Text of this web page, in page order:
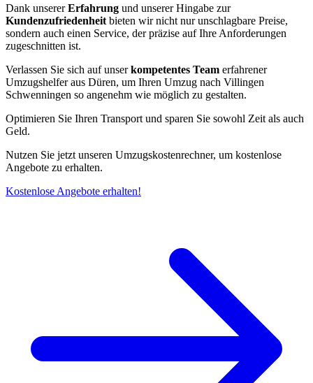
Dank unsererErfahrung und unserer Hingabe zur
Kundenzufriedenheit bieten wir nicht nur unschlagbare Preise,
sondern auch einen Service, der präzise auf Ihre Anforderungen
zugeschnitten ist.
Verlassen Sie sich auf unserkompetentes Team erfahrener
Umzugshelfer aus Düren, um Ihren Umzug nach Villingen
Schwenningen⁠ so angenehm wie möglich zu gestalten.
Optimieren Sie Ihren Transport und sparen Sie sowohl Zeit als auch
Geld.
Nutzen Sie jetzt unseren Umzugskostenrechner, um kostenlose
Angebote zu erhalten.
Kostenlose Angebote erhalten!